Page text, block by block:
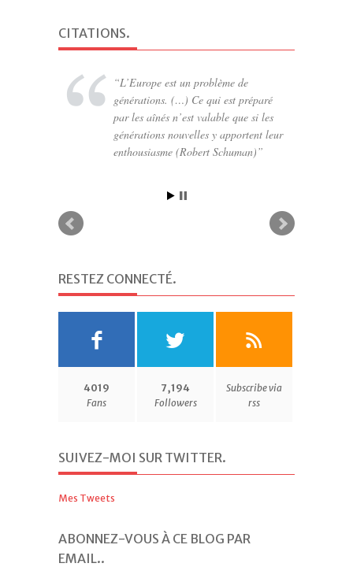
CITATIONS.
L’Europe est un problème de
générations. (…) Ce qui est préparé
par les aînés n’est valable que si les
générations nouvelles y apportent leur
enthousiasme (Robert Schuman)
RESTEZ CONNECTÉ.
4019
Fans
7,194
Followers
Subscribe via
rss
SUIVEZ-MOI SUR TWITTER.
Mes Tweets
ABONNEZ-VOUS À CE BLOG PAR
EMAIL..